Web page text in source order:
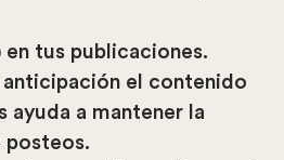
en tus publicaciones.
anticipación el contenido
ayuda a mantener la
posteos.